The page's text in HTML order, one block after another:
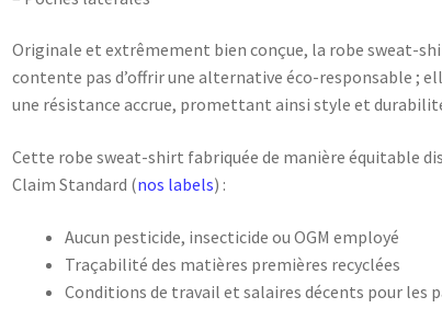
Originale et extrêmement bien conçue, la robe sweat-
contente pas d’offrir une alternative éco-responsable ;
une résistance accrue, promettant ainsi style et
Cette robe sweat-shirt fabriquée de manière équitable
Claim Standard (nos labels) :
Aucun pesticide, insecticide ou OGM employé
Traçabilité des matières premières recyclées
Conditions de travail et salaires décents pour les